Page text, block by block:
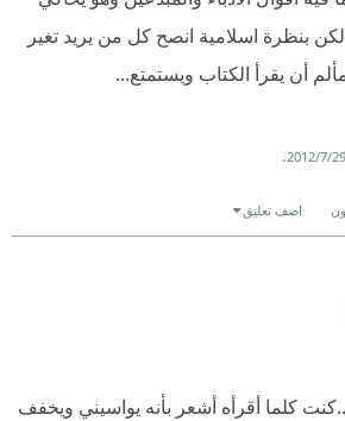
لكن بنظرة اسلامية انصح كل من يريد تغير
أن يقرأ الكتاب ويستمتع...
29‏/7‏/2012
.
اضف تعليق
كلما أقرأه أشعر بأنه يواسيني ويخفف